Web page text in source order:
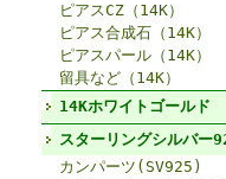
ピアスCZ（14K）
ピアス合成石（14K）
ピアスパール（14K）
留具など（14K）
14Kホワイトゴールド
スターリングシルバー
カンパーツ(SV925)